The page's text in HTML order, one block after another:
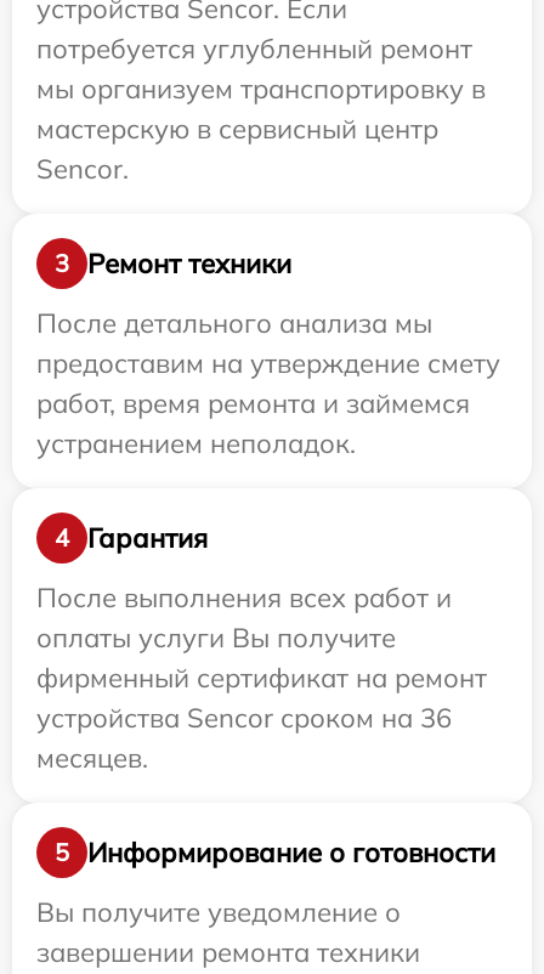
устройства Sencor. Если
потребуется углубленный ремонт
мы организуем транспортировку в
мастерскую в сервисный центр
Sencor.
3
Ремонт техники
После детального анализа мы
предоставим на утверждение смету
работ, время ремонта и займемся
устранением неполадок.
4
Гарантия
После выполнения всех работ и
оплаты услуги Вы получите
фирменный сертификат на ремонт
устройства Sencor сроком на 36
месяцев.
5
Информирование о готовности
Вы получите уведомление о
завершении ремонта техники